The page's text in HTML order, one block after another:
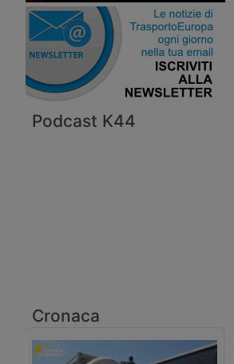
Podcast K44
Cronaca